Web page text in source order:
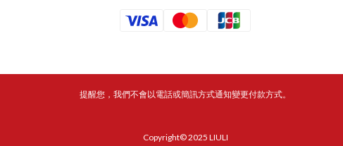
提醒您，我們不會以電話或簡訊方式通知變更付款方式。
Copyright© 2025 LIULI